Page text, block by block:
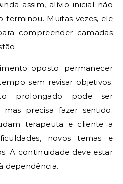
assim, alívio inicial não
terminou. Muitas vezes, ele
compreender camadas
oposto: permanecer
sem revisar objetivos.
prolongado pode ser
mas precisa fazer sentido.
terapeuta e cliente a
novos temas e
A continuidade deve estar
dependência.